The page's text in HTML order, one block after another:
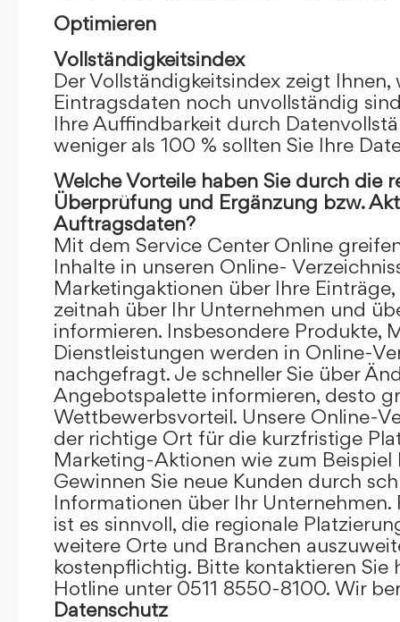
Optimieren
Vollständigkeitsindex
Der Vollständigkeitsindex zeigt
Eintragsdaten noch unvollständig
Ihre Auffindbarkeit durch
weniger als 100 % sollten Sie Ihre
Welche Vorteile haben Sie durch die
Überprüfung und Ergänzung bzw.
Auftragsdaten?
Mit dem Service Center Online
Inhalte in unseren Online-
Marketingaktionen über Ihre
zeitnah über Ihr Unternehmen und
informieren. Insbesondere Produkte,
Dienstleistungen werden in Online-
nachgefragt. Je schneller Sie über
Angebotspalette informieren, desto
Wettbewerbsvorteil. Unsere Online-
der richtige Ort für die kurzfristige
Marketing-Aktionen wie zum Beispiel
Gewinnen Sie neue Kunden durch
Informationen über Ihr Unternehmen.
ist es sinnvoll, die regionale
weitere Orte und Branchen
kostenpflichtig. Bitte kontaktieren Sie
Hotline unter 0511 8550-8100. Wir
Datenschutz